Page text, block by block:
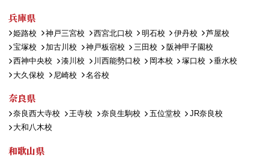
兵庫県
姫路校 神戸三宮校 西宮北口校 明石校 伊丹校
芦屋校
宝塚校
加古川校 神戸板宿校 三田校
阪神甲子園校
西神中央校
湊川校 川西能勢口校 岡本校 塚口校
垂水校
大久保校
尼崎校 名谷校
奈良県
奈良西大寺校 王寺校 奈良生駒校 五位堂校
JR奈良校
大和八木校
和歌山県